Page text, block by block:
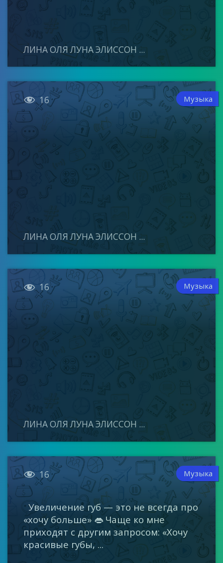
ЛИНА ОЛЯ ЛУНА ЭЛИССОН ...
 16 Музыка
ЛИНА ОЛЯ ЛУНА ЭЛИССОН ...
 16 Музыка
ЛИНА ОЛЯ ЛУНА ЭЛИССОН ...
 16 Музыка
Увеличение губ — это не всегда про
«хочу больше» 👄 Чаще ко мне
приходят с другим запросом: «Хочу
красивые губы, ...